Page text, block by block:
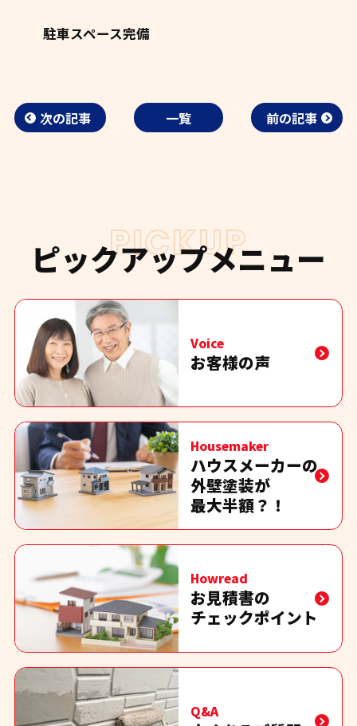
駐車スペース完備
次の記事 一覧 前の記事
PICKUP
ピックアップメニュー
Voice
お客様の声
Housemaker
ハウスメーカーの
外壁塗装が
最大半額？！
Howread
お見積書の
チェックポイント
Q&A